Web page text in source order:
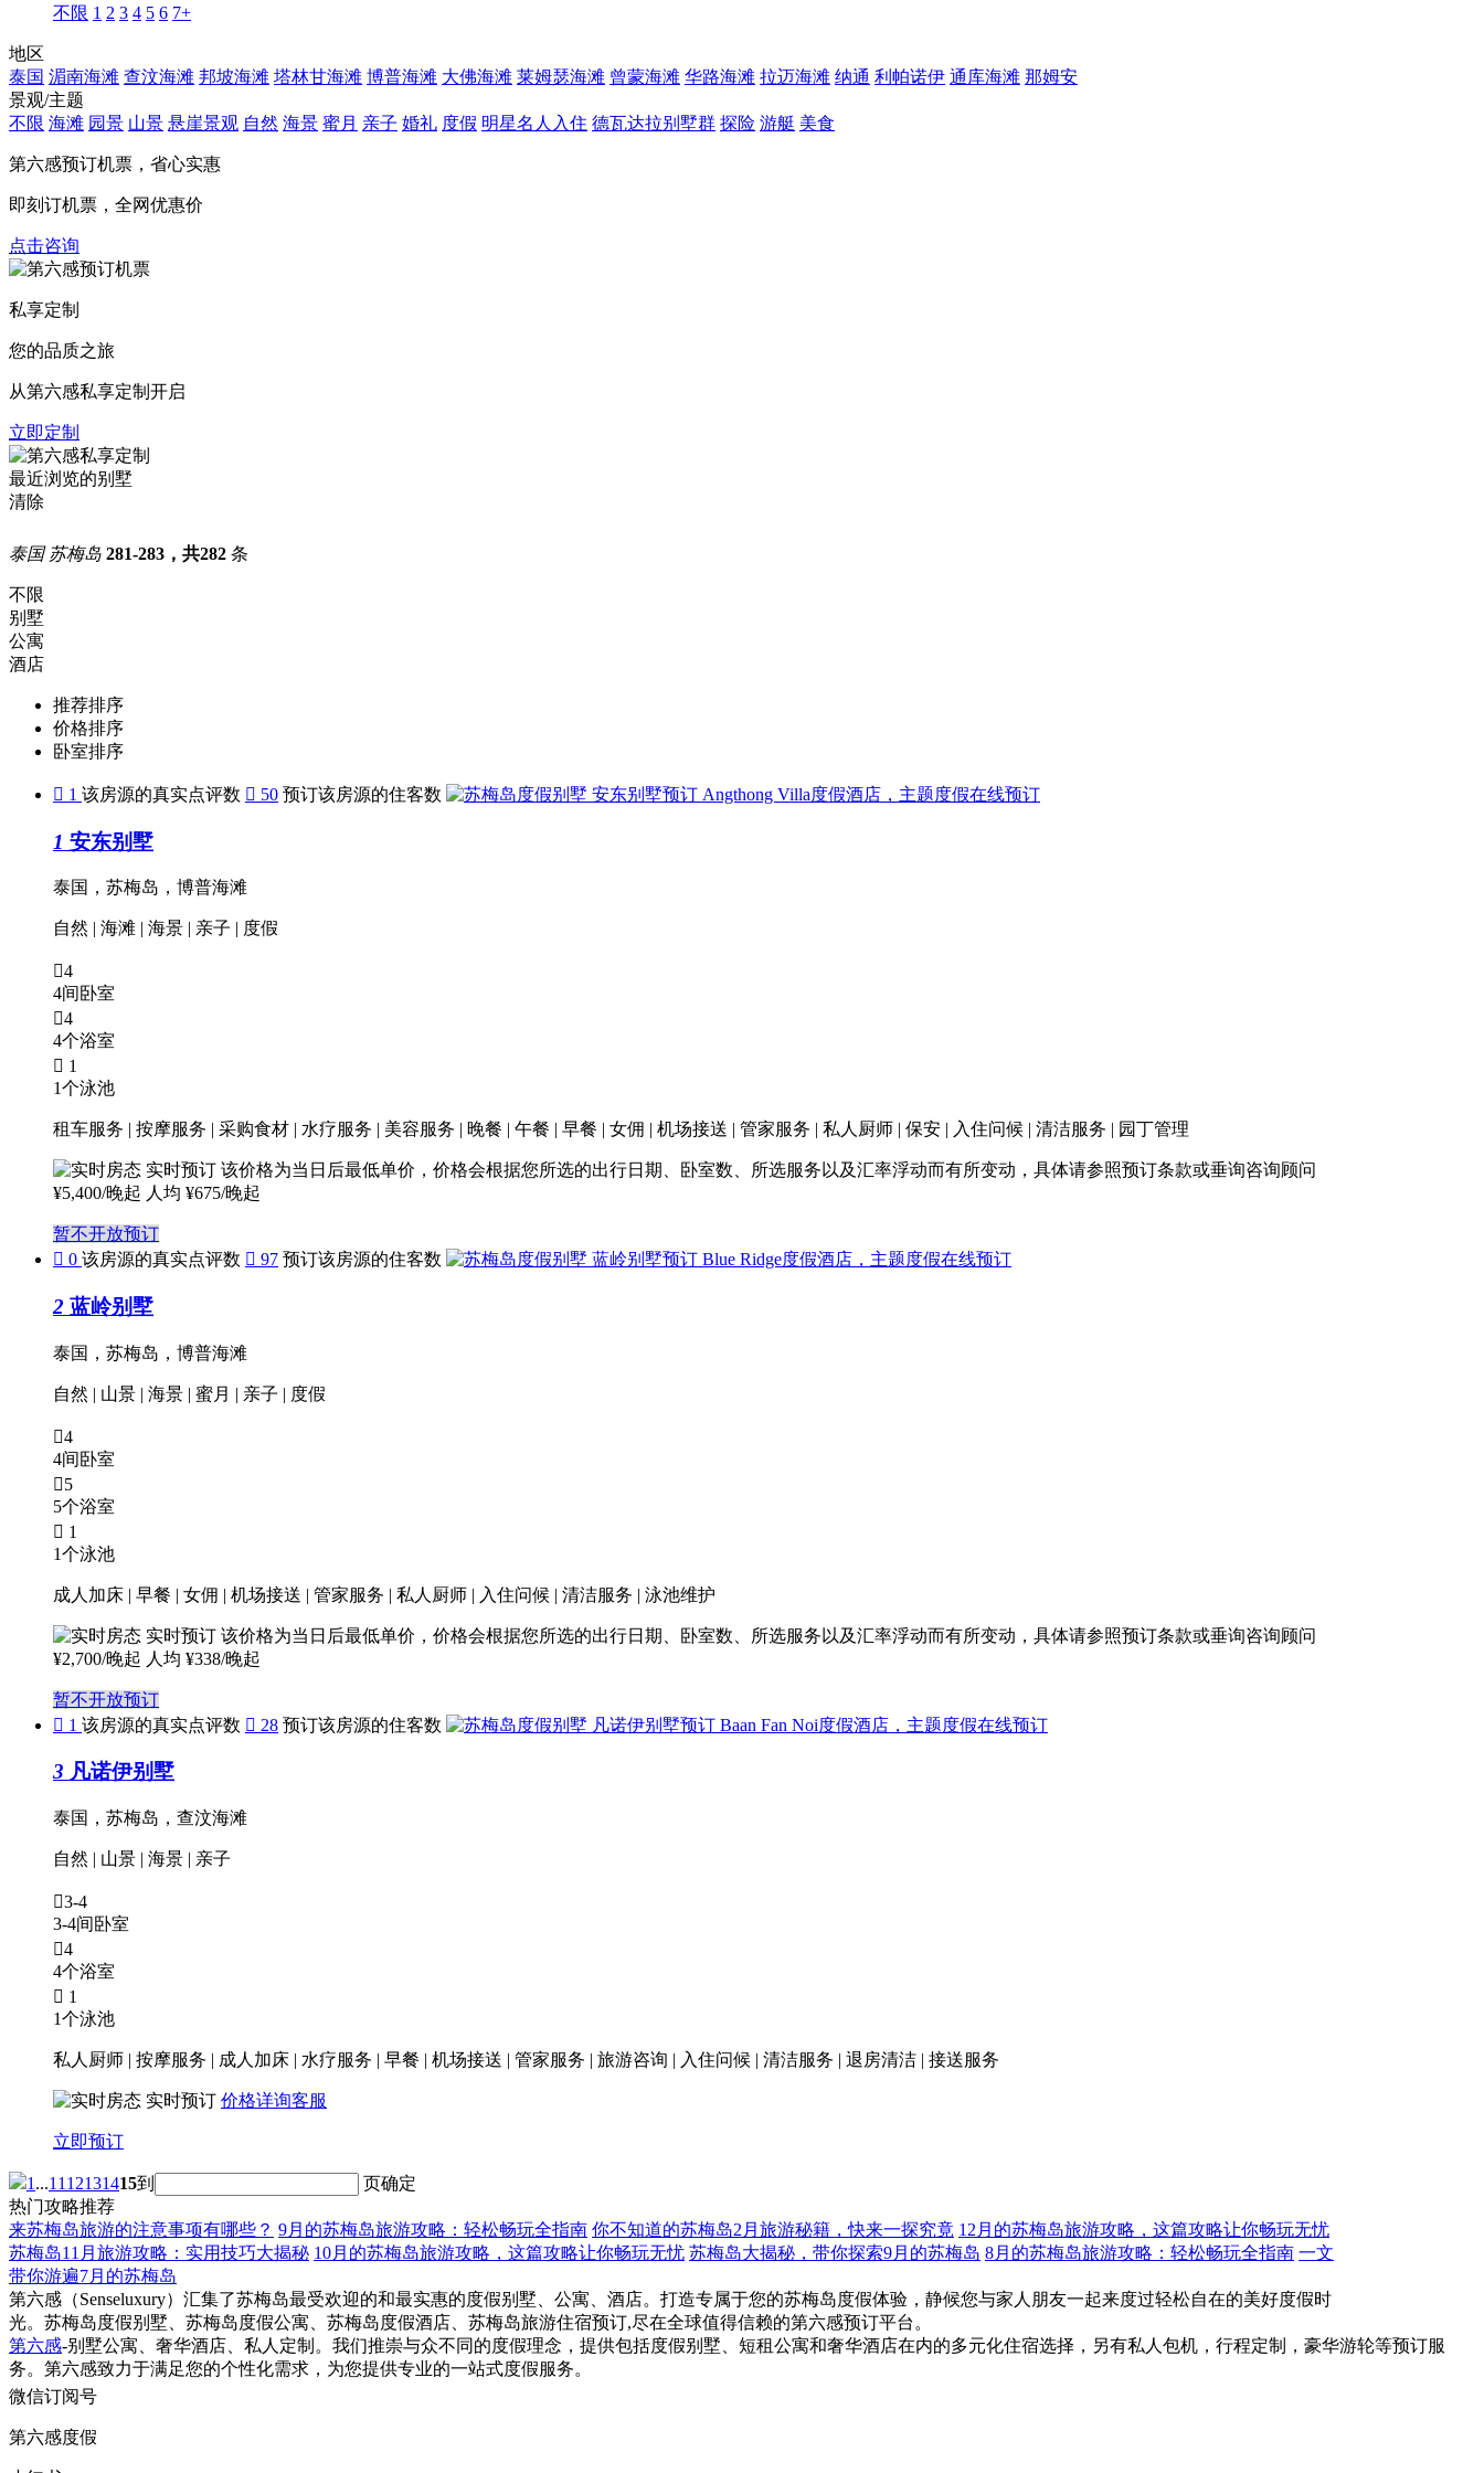
不限 1 2 3 4 5 6 7+
地区
泰国 湄南海滩 查汶海滩 邦坡海滩 塔林甘海滩 博普海滩 大佛海滩 莱姆瑟海滩 曾蒙海滩 华路海滩 拉迈海滩 纳通 利帕诺伊 通库海滩 那姆安
景观/主题
不限 海滩 园景 山景 悬崖景观 自然 海景 蜜月 亲子 婚礼 度假 明星名人入住 德瓦达拉别墅群 探险 游艇 美食
第六感预订机票， 省心实惠
即刻订机票，全网优惠价
点击咨询
私享定制
您的品质之旅
从第六感私享定制开启
立即定制
最近浏览的别墅
清除
泰国 苏梅岛 281-283，共282 条
不限
别墅
公寓
酒店
推荐排序
价格排序
卧室排序
 1 该房源的真实点评数  50 预订该房源的住客数
1 安东别墅
泰国，苏梅岛，博普海滩
自然 | 海滩 | 海景 | 亲子 | 度假
4
4间卧室
4
4个浴室
 1
1个泳池
租车服务 | 按摩服务 | 采购食材 | 水疗服务 | 美容服务 | 晚餐 | 午餐 | 早餐 | 女佣 | 机场接送 | 管家服务 | 私人厨师 | 保安 | 入住问候 | 清洁服务 | 园丁管理
实时预订 该价格为当日后最低单价，价格会根据您所选的出行日期、卧室数、所选服务以及汇率浮动而有所变动，具体请参照预订条款或垂询咨询顾问
¥5,400/晚起 人均 ¥675/晚起
暂不开放预订
 0 该房源的真实点评数  97 预订该房源的住客数
2 蓝岭别墅
泰国，苏梅岛，博普海滩
自然 | 山景 | 海景 | 蜜月 | 亲子 | 度假
4
4间卧室
5
5个浴室
 1
1个泳池
成人加床 | 早餐 | 女佣 | 机场接送 | 管家服务 | 私人厨师 | 入住问候 | 清洁服务 | 泳池维护
实时预订 该价格为当日后最低单价，价格会根据您所选的出行日期、卧室数、所选服务以及汇率浮动而有所变动，具体请参照预订条款或垂询咨询顾问
¥2,700/晚起 人均 ¥338/晚起
暂不开放预订
 1 该房源的真实点评数  28 预订该房源的住客数
3 凡诺伊别墅
泰国，苏梅岛，查汶海滩
自然 | 山景 | 海景 | 亲子
3-4
3-4间卧室
4
4个浴室
 1
1个泳池
私人厨师 | 按摩服务 | 成人加床 | 水疗服务 | 早餐 | 机场接送 | 管家服务 | 旅游咨询 | 入住问候 | 清洁服务 | 退房清洁 | 接送服务
实时预订 价格详询客服
立即预订
1 ...11 12131415到 页确定
热门攻略推荐
来苏梅岛旅游的注意事项有哪些？ 9月的苏梅岛旅游攻略：轻松畅玩全指南 你不知道的苏梅岛2月旅游秘籍，快来一探究竟 12月的苏梅岛旅游攻略，这篇攻略让你畅玩无忧
苏梅岛11月旅游攻略：实用技巧大揭秘 10月的苏梅岛旅游攻略，这篇攻略让你畅玩无忧 苏梅岛大揭秘，带你探索9月的苏梅岛 8月的苏梅岛旅游攻略：轻松畅玩全指南 一文
带你游遍7月的苏梅岛
第六感（Senseluxury）汇集了苏梅岛最受欢迎的和最实惠的度假别墅、公寓、酒店。打造专属于您的苏梅岛度假体验，静候您与家人朋友一起来度过轻松自在的美好度假时
光。苏梅岛度假别墅、苏梅岛度假公寓、苏梅岛度假酒店、苏梅岛旅游住宿预订,尽在全球值得信赖的第六感预订平台。
第六感-别墅公寓、奢华酒店、私人定制。我们推崇与众不同的度假理念，提供包括度假别墅、短租公寓和奢华酒店在内的多元化住宿选择，另有私人包机，行程定制，豪华游轮等预订服
务。第六感致力于满足您的个性化需求，为您提供专业的一站式度假服务。
微信订阅号
第六感度假